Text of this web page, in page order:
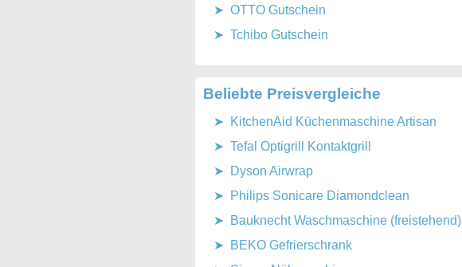
OTTO Gutschein
Tchibo Gutschein
Beliebte Preisvergleiche
KitchenAid Küchenmaschine Artisan
Tefal Optigrill Kontaktgrill
Dyson Airwrap
Philips Sonicare Diamondclean
Bauknecht Waschmaschine (freistehend)
BEKO Gefrierschrank